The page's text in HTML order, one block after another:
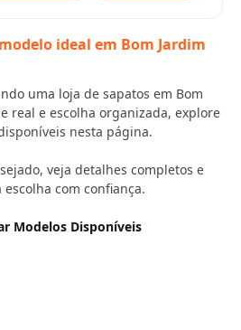
ideal em Bom Jardim
uma loja de sapatos em Bom
real e escolha organizada, explore
nesta página.
veja detalhes completos e
com confiança.
Modelos Disponíveis